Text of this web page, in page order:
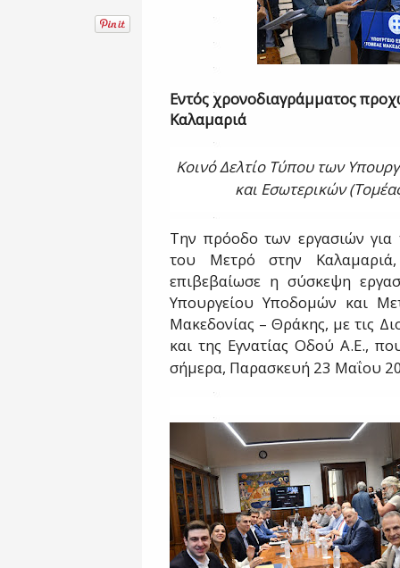
Εντός χρονοδιαγράμματος
Καλαμαριά
Κοινό Δελτίο Τύπου των
και Εσωτερικών
Την πρόοδο των εργασιών για
του Μετρό στην
επιβεβαίωσε η σύσκεψη
Υπουργείου Υποδομών και
Μακεδονίας – Θράκης, με τις
και της Εγνατίας Οδού Α.Ε.,
σήμερα, Παρασκευή 23 Μαΐου